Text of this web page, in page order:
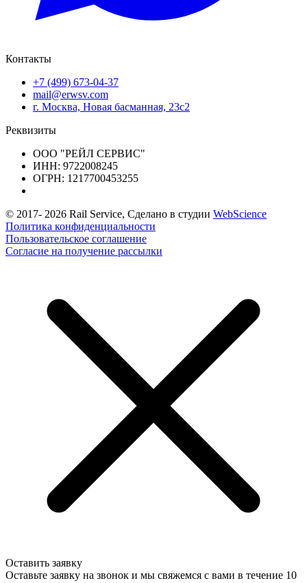
Контакты
+7 (499) 673-04-37
mail@erwsv.com
г. Москва, Новая басманная, 23с2
Реквизиты
ООО "РЕЙЛ СЕРВИС"
ИНН: 9722008245
ОГРН: 1217700453255
© 2017- 2026 Rail Service, Сделано в студии WebScience
Политика конфиденциальности
Пользовательское соглашение
Согласие на получение рассылки
Оставить заявку
Оставьте заявку на звонок и мы свяжемся с вами в течение 10